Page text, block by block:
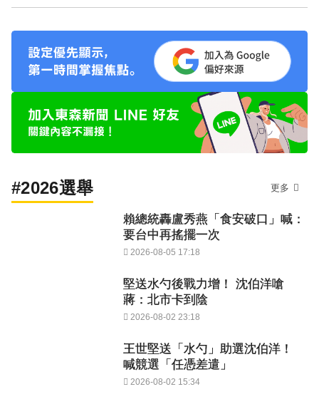
#2026選舉 更多
賴總統轟盧秀燕「食安破口」喊：
要台中再搖擺一次
2026-08-05 17:18
堅送水勺後戰力增！ 沈伯洋嗆
蔣：北市卡到陰
2026-08-02 23:18
王世堅送「水勺」助選沈伯洋！
喊競選「任憑差遣」
2026-08-02 15:34